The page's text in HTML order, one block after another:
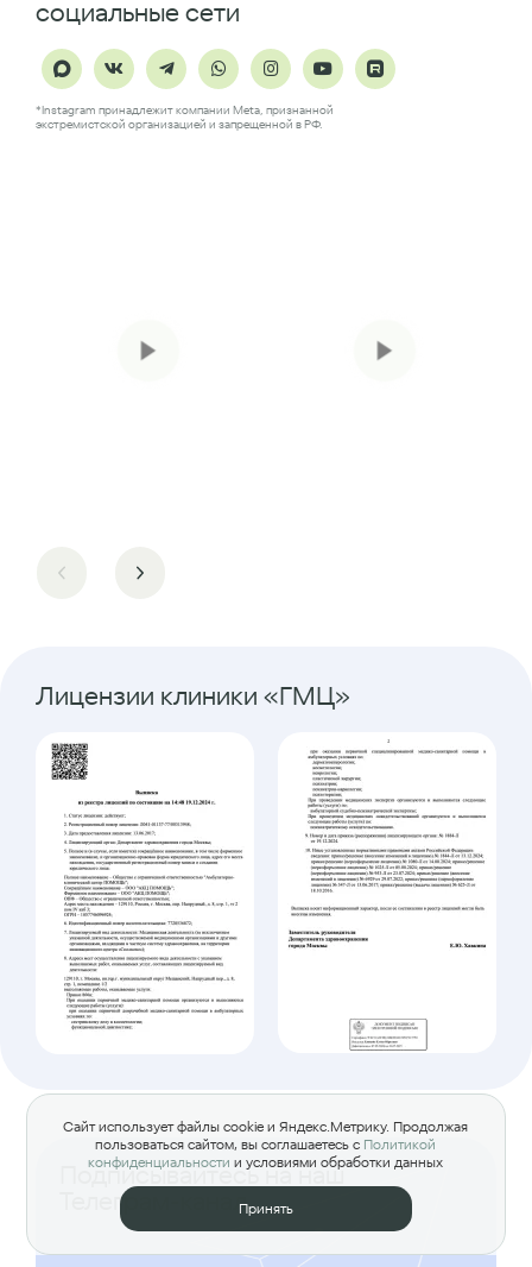
социальные сети
*Instagram принадлежит компании Meta, признанной
экстремистской организацией и запрещенной в РФ.
Лицензии клиники «ГМЦ»
Подписывайтесь на наш
Телеграм-канал
Сайт использует файлы cookie и Яндекс.Метрику. Продолжая
пользоваться сайтом, вы соглашаетесь с Политикой
конфиденциальности и условиями обработки данных
Принять